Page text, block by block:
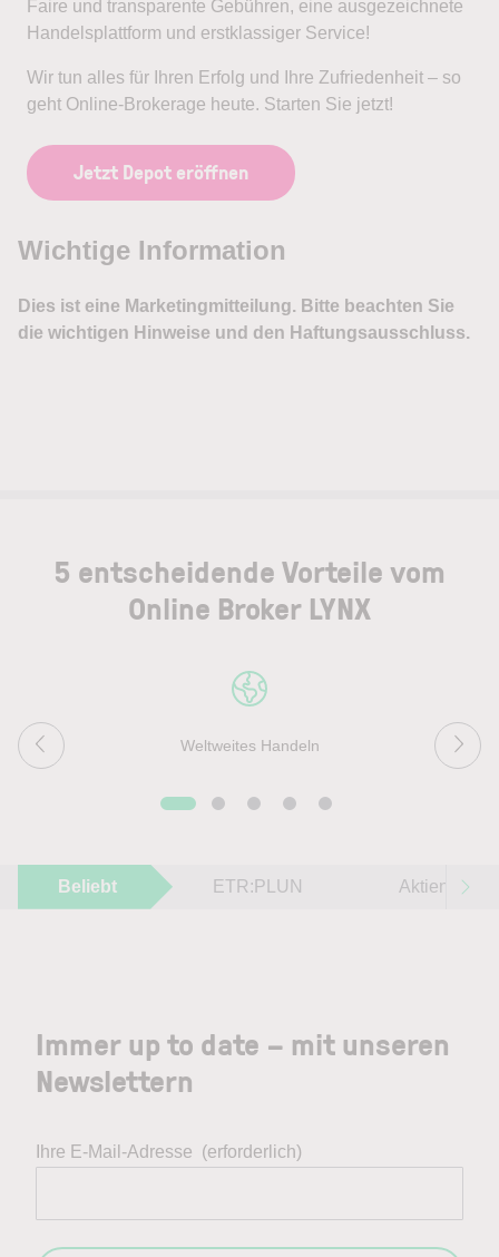
Faire und transparente Gebühren, eine ausgezeichnete
Handelsplattform und erstklassiger Service!
Wir tun alles für Ihren Erfolg und Ihre Zufriedenheit – so
geht Online-Brokerage heute. Starten Sie jetzt!
Jetzt Depot eröffnen
5 entscheidende Vorteile vom
Online Broker LYNX
Weltweites Handeln
Beliebt ETR:PLUN Aktien im
Immer up to date – mit unseren
Newslettern
Ihre E-Mail-Adresse (erforderlich)